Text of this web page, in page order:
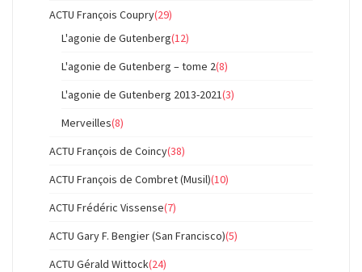
ACTU François Coupry(29)
L'agonie de Gutenberg(12)
L'agonie de Gutenberg – tome 2(8)
L'agonie de Gutenberg 2013-2021(3)
Merveilles(8)
ACTU François de Coincy(38)
ACTU François de Combret (Musil)(10)
ACTU Frédéric Vissense(7)
ACTU Gary F. Bengier (San Francisco)(5)
ACTU Gérald Wittock(24)